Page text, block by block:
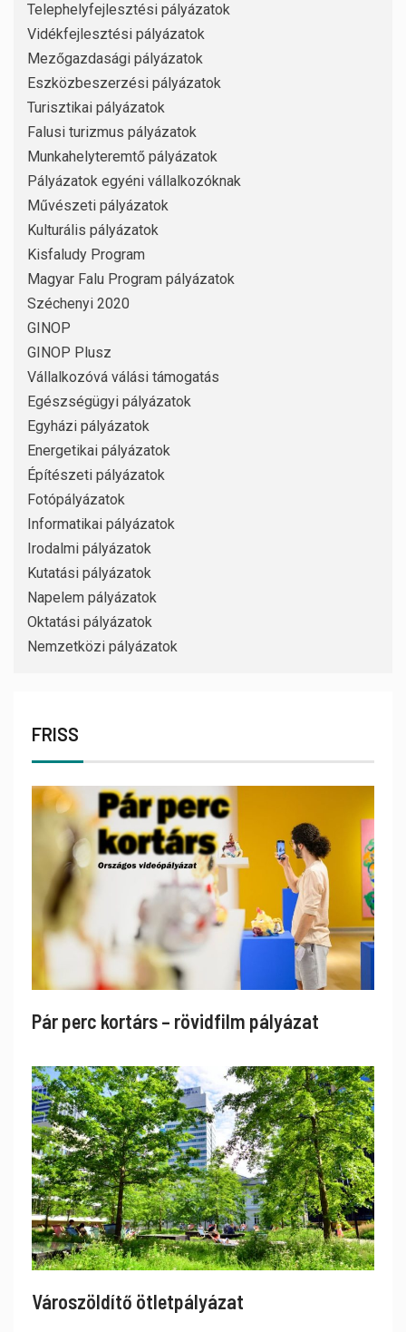
Telephelyfejlesztési pályázatok
Vidékfejlesztési pályázatok
Mezőgazdasági pályázatok
Eszközbeszerzési pályázatok
Turisztikai pályázatok
Falusi turizmus pályázatok
Munkahelyteremtő pályázatok
Pályázatok egyéni vállalkozóknak
Művészeti pályázatok
Kulturális pályázatok
Kisfaludy Program
Magyar Falu Program pályázatok
Széchenyi 2020
GINOP
GINOP Plusz
Vállalkozóvá válási támogatás
Egészségügyi pályázatok
Egyházi pályázatok
Energetikai pályázatok
Építészeti pályázatok
Fotópályázatok
Informatikai pályázatok
Irodalmi pályázatok
Kutatási pályázatok
Napelem pályázatok
Oktatási pályázatok
Nemzetközi pályázatok
FRISS
Pár perc kortárs – rövidfilm pályázat
Városzöldítő ötletpályázat